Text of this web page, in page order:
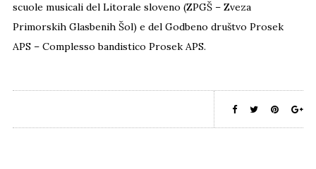
scuole musicali del Litorale sloveno (ZPGŠ – Zveza
Primorskih Glasbenih Šol) e del Godbeno društvo Prosek
APS – Complesso bandistico Prosek APS.